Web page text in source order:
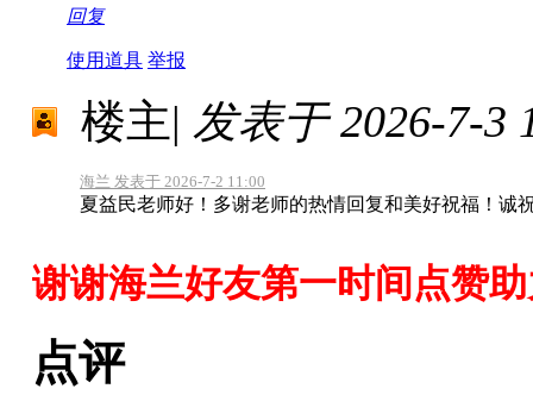
回复
使用道具 举报
楼主| 发表于 2026-7-3
海兰 发表于 2026-7-2 11:00
夏益民老师好！多谢老师的热情回复和美好祝福！诚
谢谢海兰好友第一时间点赞
点评